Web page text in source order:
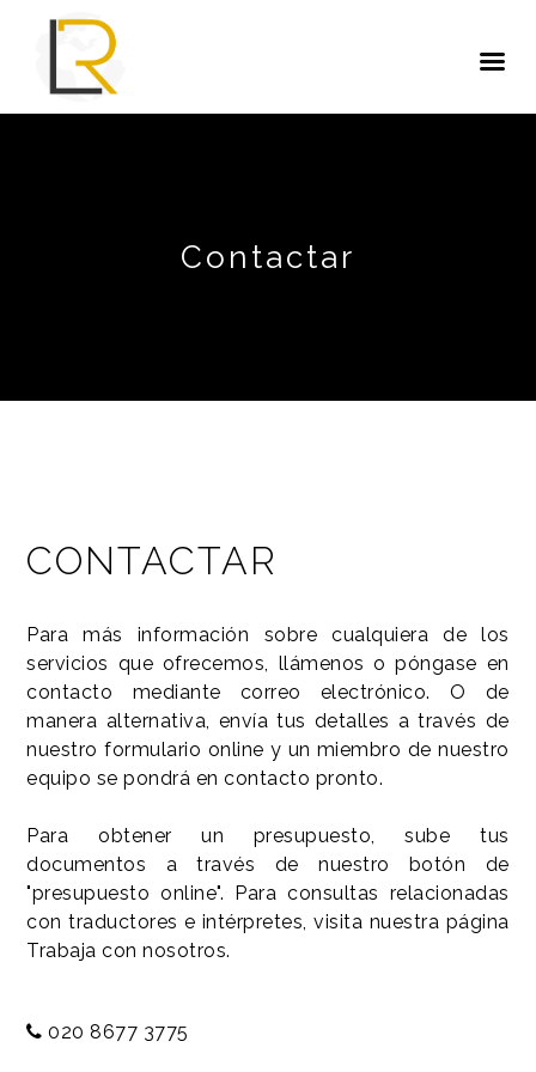
Contactar
CONTACTAR
Para más información sobre cualquiera de los
servicios que ofrecemos, llámenos o póngase en
contacto mediante correo electrónico. O de
manera alternativa, envía tus detalles a través de
nuestro formulario online y un miembro de nuestro
equipo se pondrá en contacto pronto.
Para obtener un presupuesto, sube tus
documentos a través de nuestro botón de
"presupuesto online". Para consultas relacionadas
con traductores e intérpretes, visita nuestra página
Trabaja con nosotros.
020 8677 3775